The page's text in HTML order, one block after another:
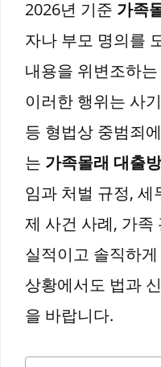
2026년 기준 가족
자나 부모 명의를
내용을 위변조하
이러한 행위는 사
등 형법상 중범죄
는 가족몰래 대출
임과 처벌 규정, 세
제 사건 사례, 가족
실적이고 솔직하
상황에서도 법과
을 바랍니다.